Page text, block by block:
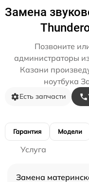
Замена
Позвоните
администраторы
Казани
ноутбука
Есть запчасти
Гарантия Модели
Услуга
Замена